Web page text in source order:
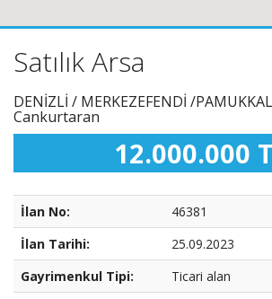
Satılık Arsa
DENİZLİ / MERKEZEFENDİ /
Cankurtaran
12.000.000
İlan No:
46381
İlan Tarihi:
25.09.2023
Gayrimenkul Tipi:
Ticari alan